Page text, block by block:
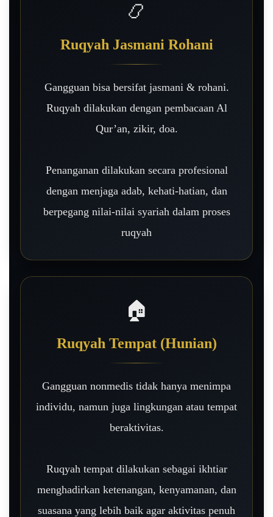
📿
Ruqyah Jasmani Rohani
Gangguan bisa bersifat jasmani & rohani.
Ruqyah dilakukan dengan pembacaan Al
Qur’an, zikir, doa.
Penanganan dilakukan secara profesional
dengan menjaga adab, kehati-hatian, dan
berpegang nilai-nilai syariah dalam proses
ruqyah
🏠
Ruqyah Tempat (Hunian)
Gangguan nonmedis tidak hanya menimpa
individu, namun juga lingkungan atau tempat
beraktivitas.
Ruqyah tempat dilakukan sebagai ikhtiar
menghadirkan ketenangan, kenyamanan, dan
suasana yang lebih baik agar aktivitas penuh